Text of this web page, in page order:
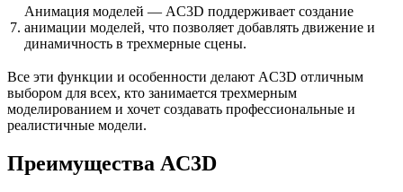
7.
Анимация моделей — AC3D поддерживает создание
анимации моделей, что позволяет добавлять движение и
динамичность в трехмерные сцены.
Все эти функции и особенности делают AC3D отличным
выбором для всех, кто занимается трехмерным
моделированием и хочет создавать профессиональные и
реалистичные модели.
Преимущества AC3D